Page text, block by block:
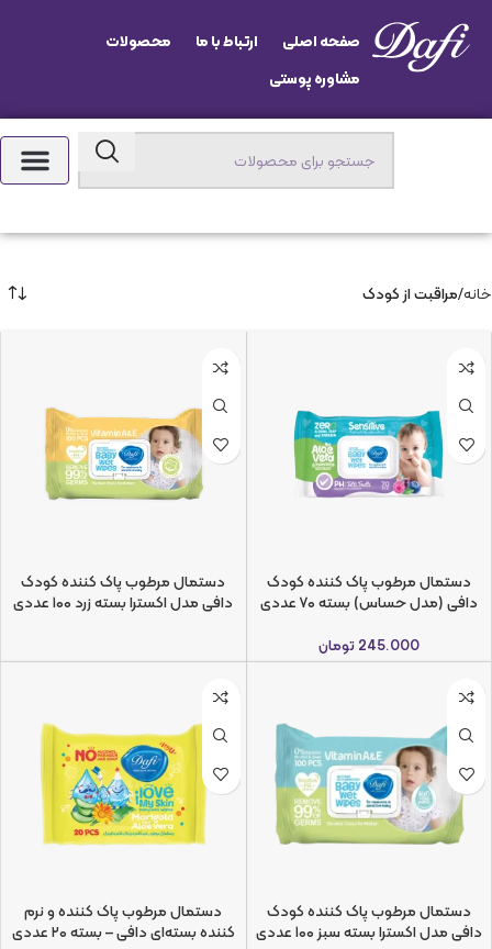
صفحه اصلی ارتباط با ما
محصولات
مشاوره پوستی
خانه مراقبت از کودک
دستمال مرطوب پاک کننده کودک
دافی (مدل حساس) بسته ۷۰ عددی
245.000تومان
دستمال مرطوب پاک کننده کودک
دافی مدل اکسترا بسته زرد ۱۰۰ عددی
دستمال مرطوب پاک کننده کودک
دافی مدل اکسترا بسته سبز ۱۰۰ عددی
دستمال مرطوب پاک کننده و نرم
کننده بسته‌ای دافی – بسته ۲۰ عددی